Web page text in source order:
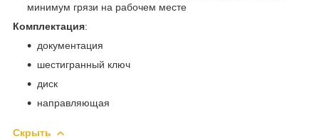
минимум грязи на рабочем месте
Комплектация:
документация
шестигранный ключ
диск
направляющая
Скрыть